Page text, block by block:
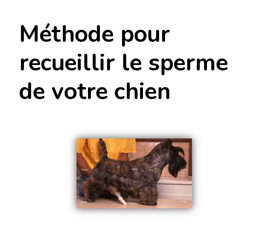
Méthode pour
recueillir le sperme
de votre chien